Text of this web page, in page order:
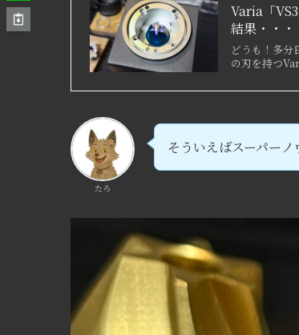
Varia「
結果・・・
どうも！多分
の刃を持つ
たろ
そういえばスーパー